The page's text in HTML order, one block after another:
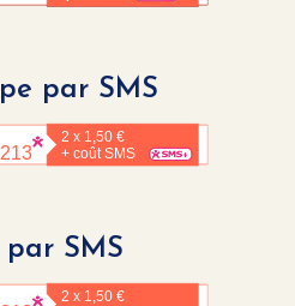
par SMS
par SMS